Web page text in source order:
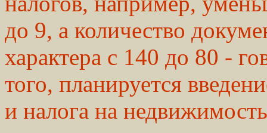
до 9, а количество
характера с 140 до 80 -
того, планируется
и налога на